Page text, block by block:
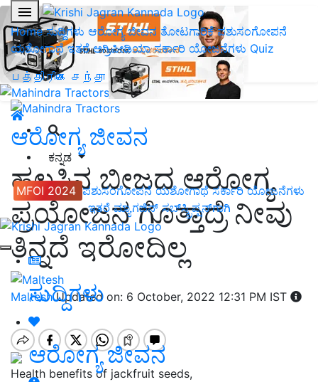
Home ಸುದ್ದಿಗಳು ಆರೋಗ್ಯ ಜೀವನ ತೋಟಗಾರಿಕೆಪಶುಸಂಗೋಪನೆ
ಯಶೋಗಾಥೆ ಇತರೆ ಅಗ್ರಿಪೀಡಿಯಾ ಸರ್ಕಾರಿ ಯೋಜನೆಗಳು Quiz
பத்திரிகை சந்தா
ಕನ್ನಡ
MFOI 2024 ಪಶುಸಂಗೋಪನೆ ಯಶೋಗಾಥೆ ಸರ್ಕಾರಿ ಯೋಜನೆಗಳು
ಇತರೆ ಮ್ಯಾಗಜಿನ್‌ ಸಬ್‌ಸ್ಕ್ರಿಪ್ಷನ್‌ಗಾಗಿ
ಸುದ್ದಿಗಳು
ಆರೋಗ್ಯ ಜೀವನ
ಆರೋಗ್ಯ ಜೀವನ
ಹಲಸಿನ ಬೀಜದ ಆರೋಗ್ಯ
ಪ್ರಯೋಜನ ಗೊತ್ತಾದ್ರೆ ನೀವು
ತಿನ್ನದೆ ಇರೋದಿಲ್ಲ
MalteshUpdated on: 6 October, 2022 12:31 PM IST
Health benefits of jackfruit seeds,